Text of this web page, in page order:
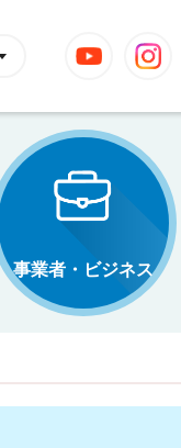
YouTube
事業者・ビジネス